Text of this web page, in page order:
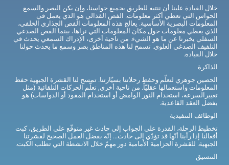
خلال القيادة علينا أن ننتبه للطريق بجميع حواسنا، وإن يكن البصر والسمع
الحواس التي تعطي أكثر معلومات. الفص القذالي هو الذي يعمل في
المعلومات البصرية الأساسية. يعالج هذه المعلومات الفص الجذاري الخلفي،
الذي يعطي معلومات حول مكان المعلومات التي نراها، بينما الفص الصدغي
السفلي يخبرنا عن ما هو الشيء. من ناحية أخرى، الإدراك السمعي يحدث في
التلفيف الصدغي العلوي. تسمح لنا هذه المناطق بصر وسمع ما يحدث حولنا
خلال القيادة.
الذاكرة
الحصين جوهري لتعلّم وحفظ رحلاتنا بسيّارتنا. تمسح لنا القشرة الجبهية حفظ
المعلومات واستعمالها عقليّاً. من ناحية أخرى, تعلّم الحركات التلقائية (مثل
تغييرالسرعة، استخدام النور الوامض أو استخدام المقود أو الدواسات) هو
بفضل العقد القاعدية.
الوظائف التنفيذية
تخطيط الرحلة، القدرة على الجواب إلى حادث غير متوقّع على الطريق، كبت
أفعالنا إذا رأينا أنّها قد تؤدّي إلى حادث... إنّه بفضل العمل الصحيح لقشرتنا
الجبهية. للقشرة الحزامية الأمامية دور مهمّ خلال الانشطة التي تطلب الكبت.
التنسيق